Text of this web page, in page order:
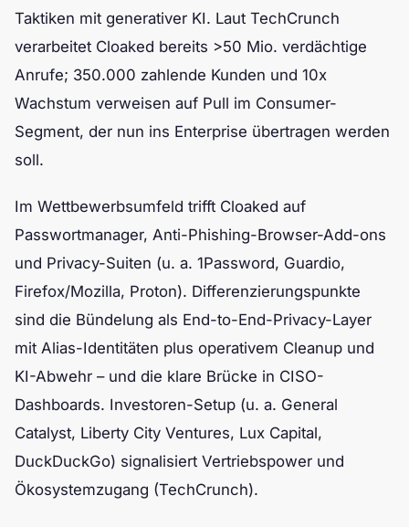
Taktiken mit generativer KI. Laut TechCrunch
verarbeitet Cloaked bereits >50 Mio. verdächtige
Anrufe; 350.000 zahlende Kunden und 10x
Wachstum verweisen auf Pull im Consumer-
Segment, der nun ins Enterprise übertragen werden
soll.
Im Wettbewerbsumfeld trifft Cloaked auf
Passwortmanager, Anti-Phishing-Browser-Add-ons
und Privacy-Suiten (u. a. 1Password, Guardio,
Firefox/Mozilla, Proton). Differenzierungspunkte
sind die Bündelung als End-to-End-Privacy-Layer
mit Alias-Identitäten plus operativem Cleanup und
KI-Abwehr – und die klare Brücke in CISO-
Dashboards. Investoren-Setup (u. a. General
Catalyst, Liberty City Ventures, Lux Capital,
DuckDuckGo) signalisiert Vertriebspower und
Ökosystemzugang (TechCrunch).